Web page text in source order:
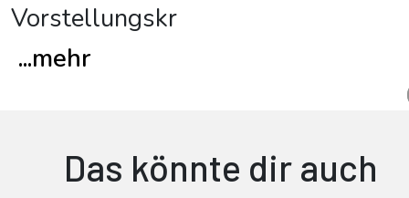
Vorstellungskr
...mehr
Das könnte dir auch